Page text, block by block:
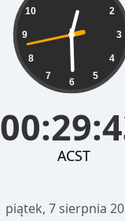
2
3
4
5
6
7
8
9
10
ACST
piątek, 7 sierpnia